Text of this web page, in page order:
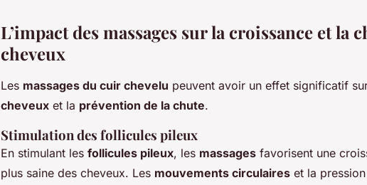
L’impact des massages sur la croissance et la
cheveux
Les massages du cuir chevelu peuvent avoir un effet significatif
cheveux et la prévention de la chute.
Stimulation des follicules pileux
En stimulant les follicules pileux, les massages favorisent une
plus saine des cheveux. Les mouvements circulaires et la